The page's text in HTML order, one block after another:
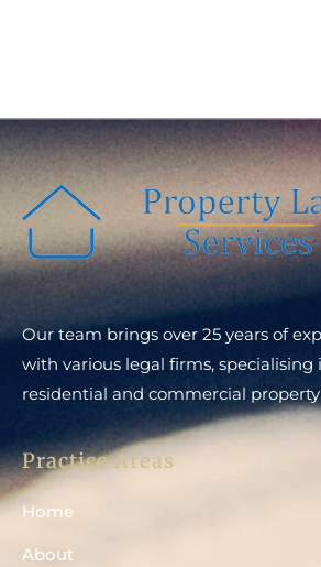
Our team brings over 25 years of
with various legal firms, specialising
residential and commercial property
Practice Areas
Home
About